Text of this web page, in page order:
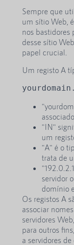
Sempre que
um sítio Web,
nos bastidores
desse sítio
papel crucial.
Um registo A
"IN"
um
"A" é o
trata de
servidor
domínio
Os registos A
associar
servidores
para outros
a servidores